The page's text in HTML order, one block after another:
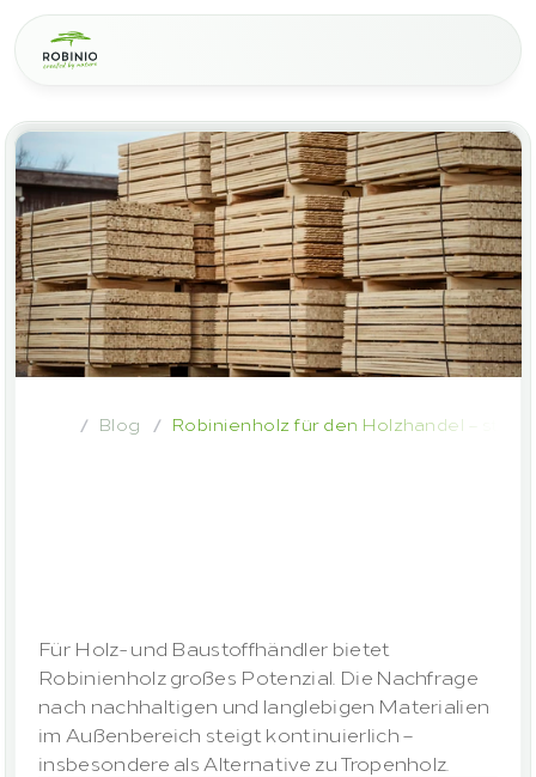
/ Blog / Robinienholz für den Holzhandel –
Für Holz- und Baustoffhändler bietet
Robinienholz großes Potenzial. Die Nachfrage
nach nachhaltigen und langlebigen Materialien
im Außenbereich steigt kontinuierlich –
insbesondere als Alternative zu Tropenholz.